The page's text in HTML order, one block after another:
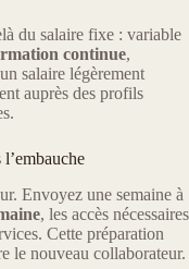
du salaire fixe : variable
continue,
salaire légèrement
auprès des profils
Envoyez une semaine à
, les accès nécessaires
Cette préparation
le nouveau collaborateur.